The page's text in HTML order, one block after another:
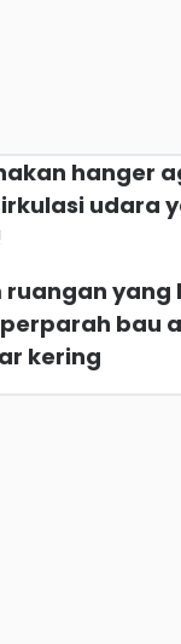
hanger
udara
ruangan
bau
kering